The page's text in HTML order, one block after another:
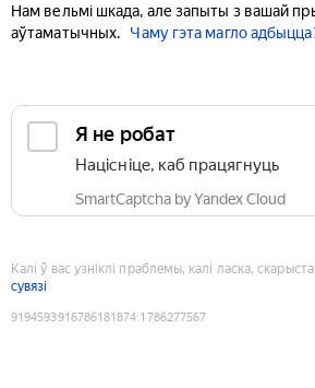
Нам вельмі шкада, але запыты з вашай
аўтаматычных.
Чаму гэта магло
Я не робат
Націсніце, каб працягнуць
SmartCaptcha by Yandex Cloud
Калі ў вас узніклі праблемы, калі ласка,
сувязі
9194593916786181874:1786277567